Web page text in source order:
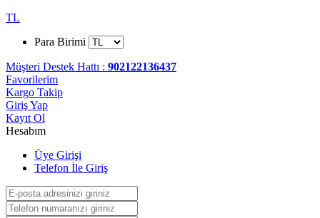
TL
Para Birimi
Müşteri Destek Hattı : 902122136437
Favorilerim
Kargo Takip
Giriş Yap
Kayıt Ol
Hesabım
Üye Girişi
Telefon İle Giriş